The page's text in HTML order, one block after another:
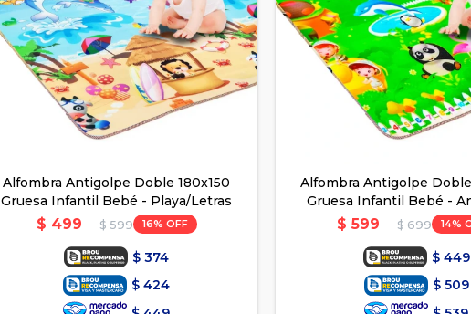
Alfombra Antigolpe Doble 180x150
Gruesa Infantil Bebé - Playa/Letras
$ 499 $ 599 16
$ 374
$ 424
Alfombra Antigolpe
Gruesa Infantil Bebé -
números
$ 599 $ 699 14
$ 449
$ 509